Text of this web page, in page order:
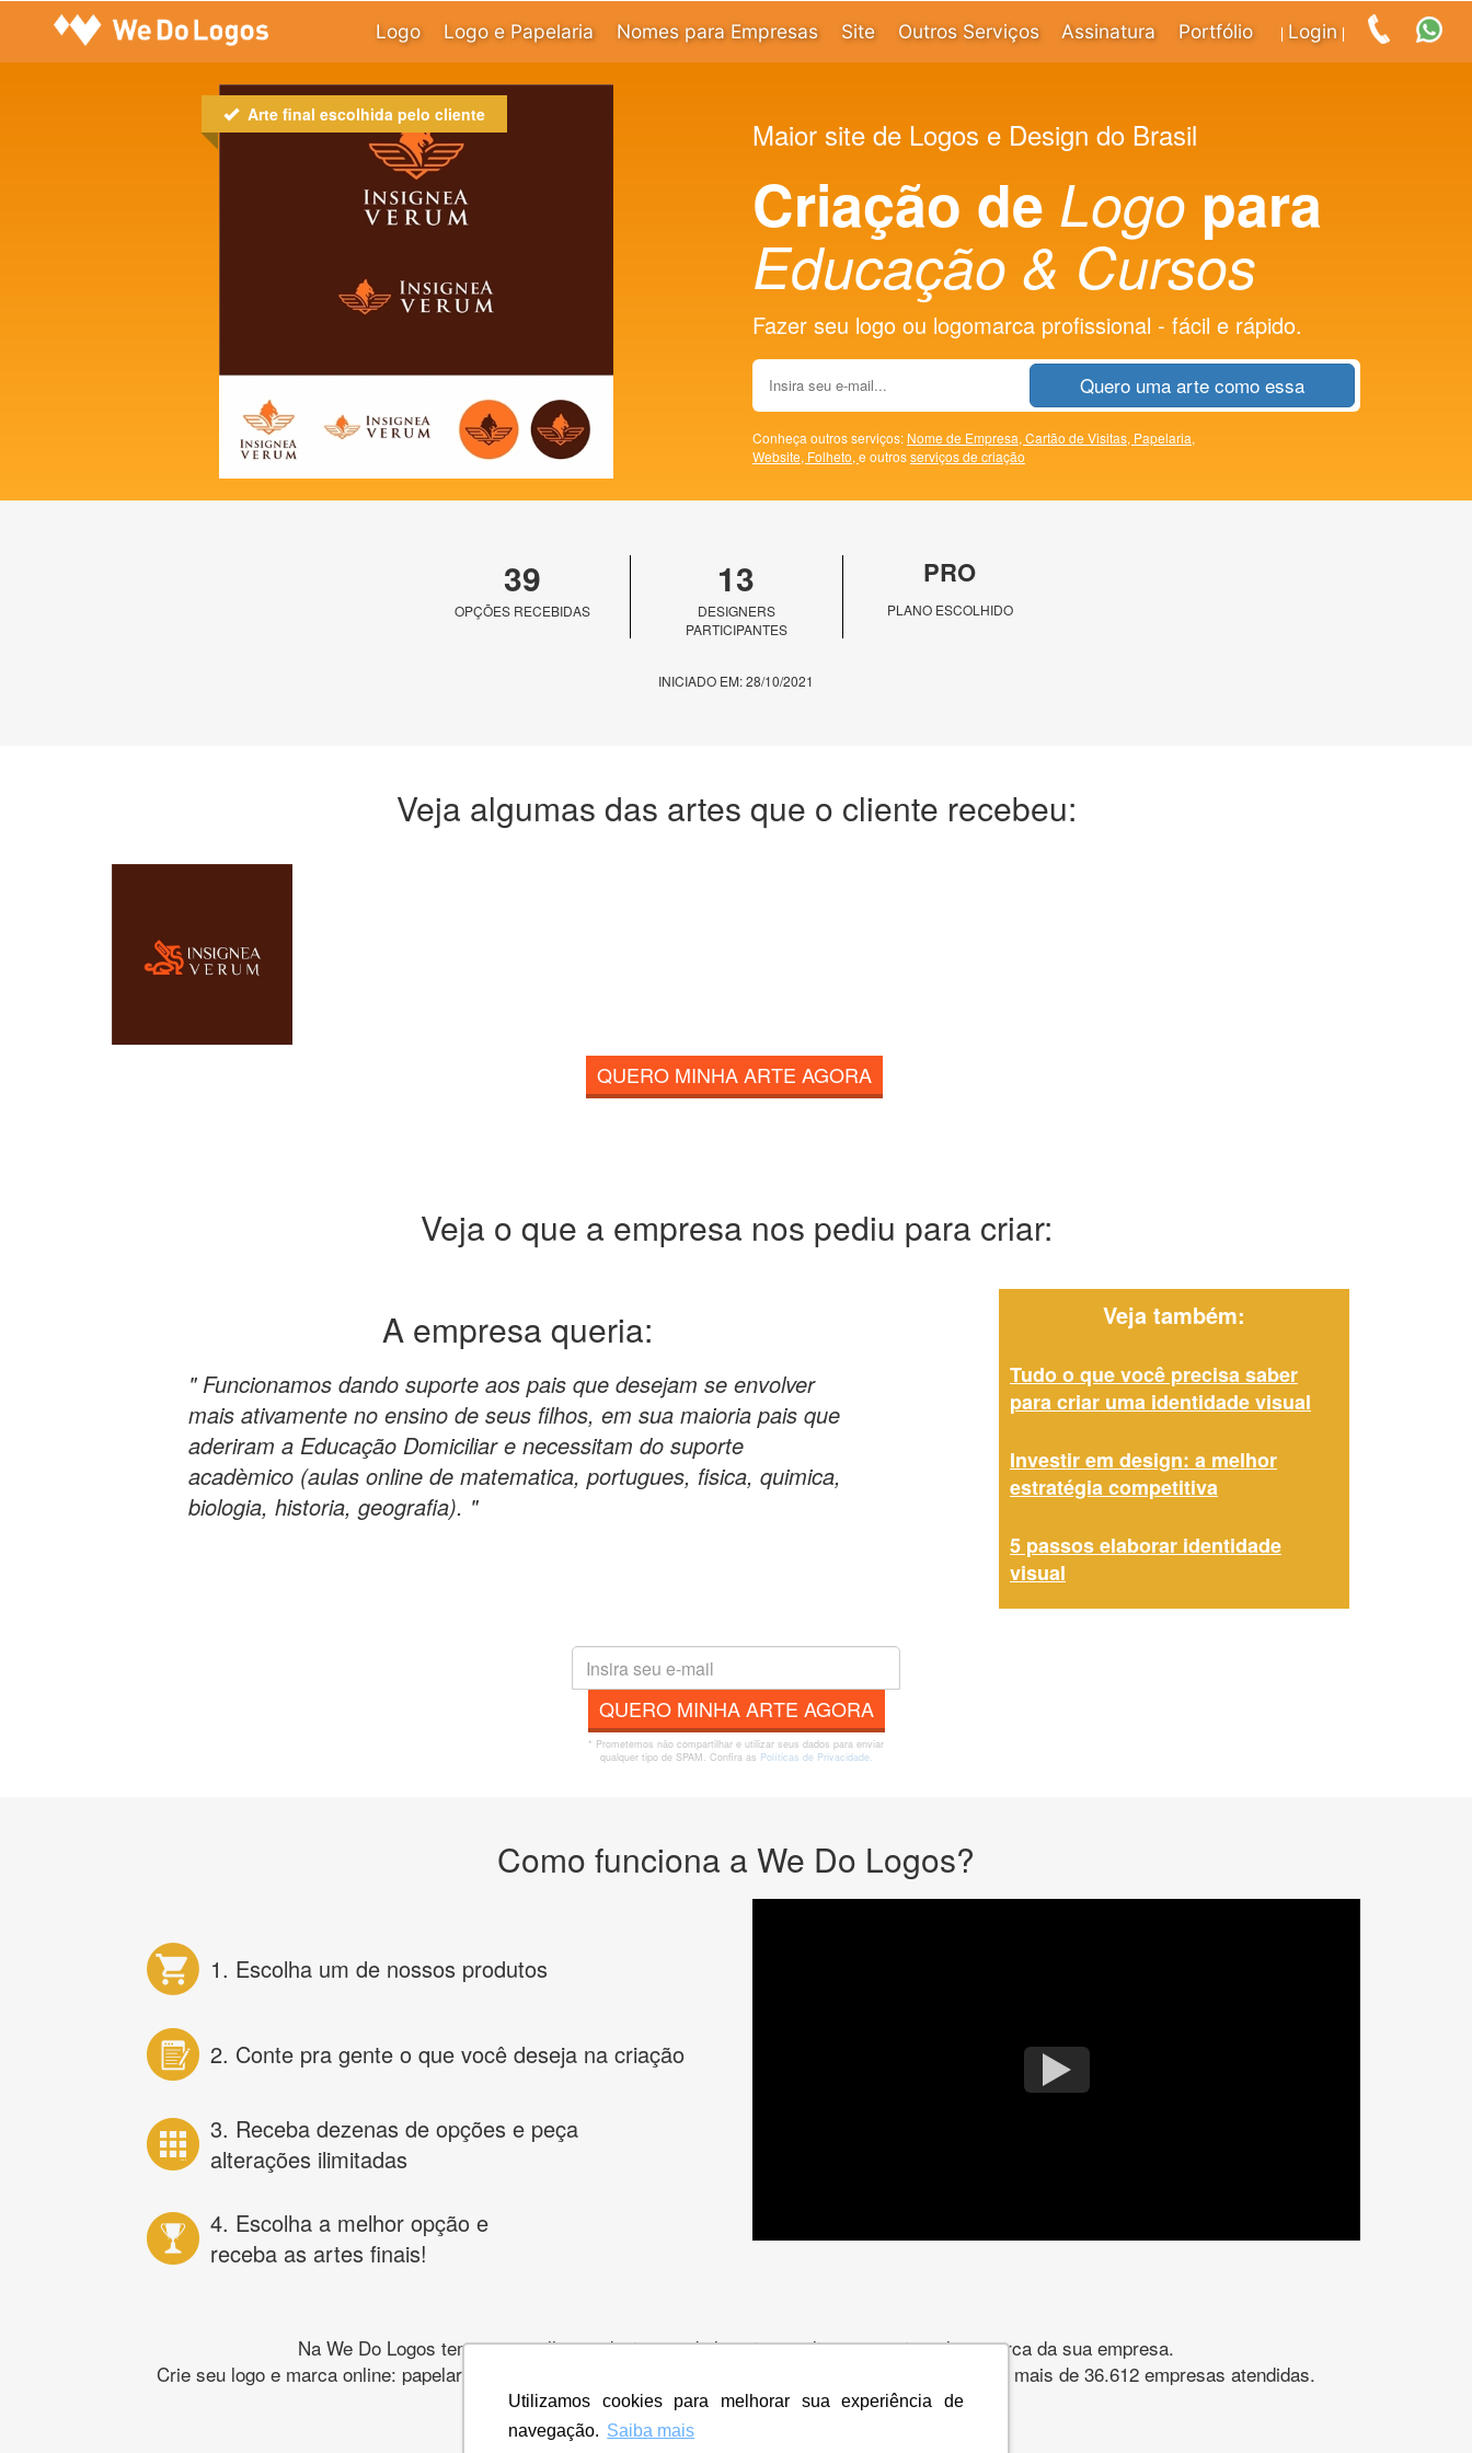
Utilizamos cookies para melhorar sua experiência de
navegação. Saiba mais
Logo Logo e Papelaria Nomes para Empresas Site Outros Serviços Assinatura Portfólio Login
Arte final escolhida pelo cliente
Maior site de Logos e Design do Brasil
Criação de Logo para
Educação & Cursos
Fazer seu logo ou logomarca profissional - fácil e rápido.
Quero uma arte como essa
Conheça outros serviços: Nome de Empresa, Cartão de Visitas, Papelaria,
Website, Folheto, e outrosserviços de criação
39
OPÇÕES RECEBIDAS
13
DESIGNERS
PARTICIPANTES
PRO
PLANO ESCOLHIDO
INICIADO EM: 28/10/2021
Veja algumas das artes que o cliente recebeu:
QUERO MINHA ARTE AGORA
Veja o que a empresa nos pediu para criar:
A empresa queria:
" Funcionamos dando suporte aos pais que desejam se envolver
mais ativamente no ensino de seus filhos, em sua maioria pais que
aderiram a Educação Domiciliar e necessitam do suporte
acadèmico (aulas online de matematica, portugues, fisica, quimica,
biologia, historia, geografia). "
Veja também:
Tudo o que você precisa saber
para criar uma identidade visual
Investir em design: a melhor
estratégia competitiva
5 passos elaborar identidade
visual
QUERO MINHA ARTE AGORA
* Prometemos não compartilhar e utilizar seus dados para enviar
qualquer tipo de SPAM. Confira as Políticas de Privacidade.
Como funciona a We Do Logos?
1. Escolha um de nossos produtos
2. Conte pra gente o que você deseja na criação
3. Receba dezenas de opções e peça
alterações ilimitadas
4. Escolha a melhor opção e
receba as artes finais!
Na We Do Logos temos os melhores designers de logotipos online para criar a logomarca da sua empresa.
Crie seu logo e marca online: papelaria, banner, cartão de visita, folder, flyer, website e muito mais. São mais de 36.612 empresas atendidas.